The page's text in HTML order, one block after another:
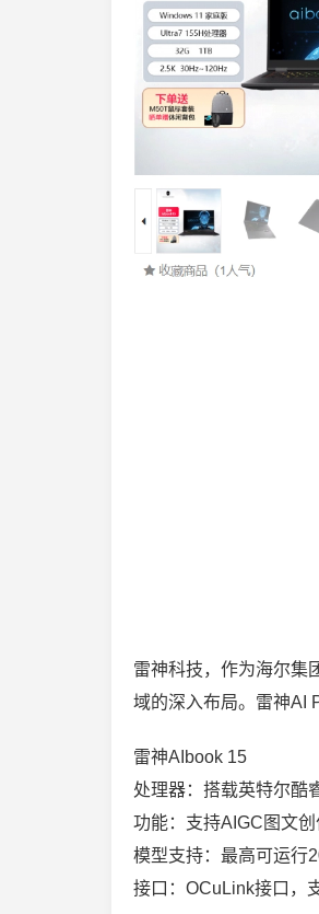
雷神科技，作为海尔集
域的深入布局。雷神AI
雷神AIbook 15
处理器：搭载英特尔酷
功能：支持AIGC图文
模型支持：最高可运行
接口：OCuLink接口，